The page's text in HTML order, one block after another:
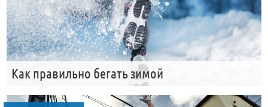
Как правильно бегать зимой